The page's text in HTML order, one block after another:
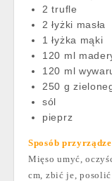
2 trufle
2 łyżki masła
1 łyżka mąki
120 ml
120 ml
250 g
sól
pieprz
Sposób
Mięso umyć,
cm, zbić je, posolić